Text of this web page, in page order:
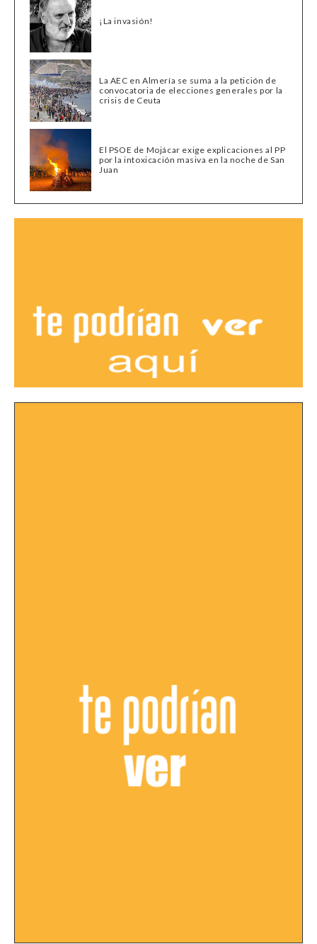
¡La invasión!
La AEC en Almería se suma a la petición de
convocatoria de elecciones generales por la
crisis de Ceuta
El PSOE de Mojácar exige explicaciones al PP
por la intoxicación masiva en la noche de San
Juan